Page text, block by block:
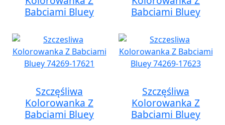
Babciami Bluey
Babciami Bluey
Szczęśliwa
Kolorowanka Z
Babciami Bluey
Szczęśliwa
Kolorowanka Z
Babciami Bluey